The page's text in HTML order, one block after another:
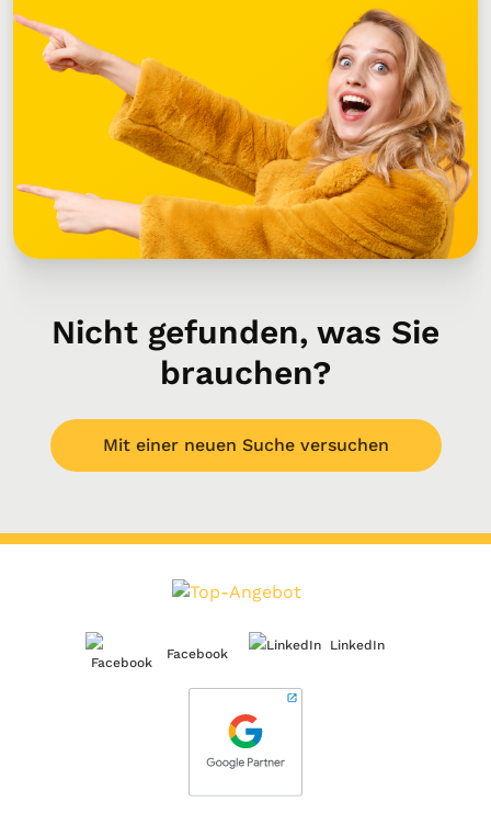
Nicht gefunden, was Sie
brauchen?
Mit einer neuen Suche versuchen
Facebook
LinkedIn